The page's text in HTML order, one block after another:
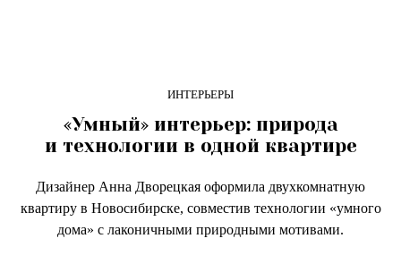
ИНТЕРЬЕРЫ
«Умный» интерьер: природа
и технологии в одной квартире
Дизайнер Анна Дворецкая оформила двухкомнатную
квартиру в Новосибирске, совместив технологии «умного
дома» с лаконичными природными мотивами.